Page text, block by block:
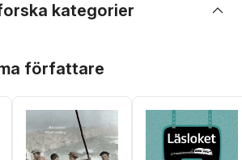
kategorier
författare